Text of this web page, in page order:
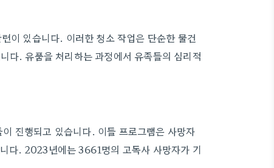
이 있습니다. 이러한 청소 작업은 단순한 물건
다. 유품을 처리하는 과정에서 유족들의 심리적
진행되고 있습니다. 이들 프로그램은 사망자
다. 2023년에는 3661명의 고독사 사망자가 기